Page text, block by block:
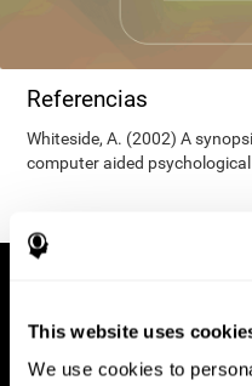
This website uses
We use cookies to
Referencias
Whiteside, A. (2002) A
computer aided